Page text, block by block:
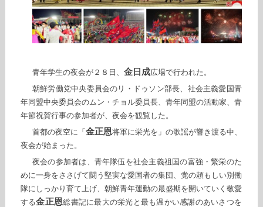
青年学生の夜会が２８日、 金日成広場で行われた。
朝鮮労働党中央委員会のリ・ドゥソン部長、社会主義愛国青
年同盟中央委員会のムン・チョル委員長、青年同盟の活動家、青
年節祝賀行事の参加者が、夜会を観覧した。
首都の夜空に「金正恩将軍に栄光を」の歌謡が響き渡る中、
夜会が始まった。
夜会の参加者は、青年隊伍を社会主義祖国の富強・繁栄のた
めに一身をささげて闘う堅実な愛国者の集団、党の頼もしい別働
隊にしっかり育て上げ、朝鮮青年運動の最盛期を開いていく敬愛
する金正恩総書記に最大の栄光と最も温かい感謝のあいさつを